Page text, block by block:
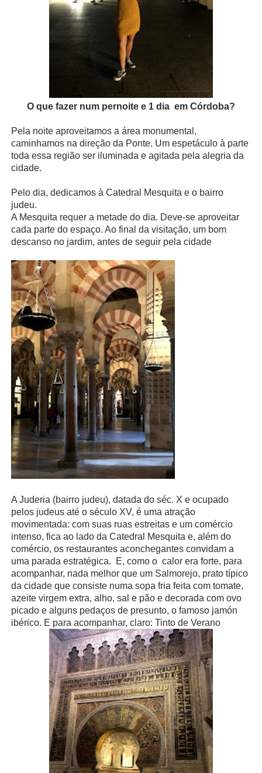
O que fazer num pernoite e 1 dia em Córdoba?
Pela noite aproveitamos a área monumental,
caminhamos na direção da Ponte. Um espetáculo à parte
toda essa região ser iluminada e agitada pela alegria da
cidade.
Pelo dia, dedicamos à Catedral Mesquita e o bairro
judeu.
A Mesquita requer a metade do dia. Deve-se aproveitar
cada parte do espaço. Ao final da visitação, um bom
descanso no jardim, antes de seguir pela cidade
A Juderia (bairro judeu), datada do séc. X e ocupado
pelos judeus até o século XV, é uma atração
movimentada: com suas ruas estreitas e um comércio
intenso, fica ao lado da Catedral Mesquita e, além do
comércio, os restaurantes aconchegantes convidam a
uma parada estratégica.
E, como o calor era forte, para
acompanhar, nada melhor que um Salmorejo, prato típico
da cidade que consiste numa sopa fria feita com tomate,
azeite virgem extra, alho, sal e pão e decorada com ovo
picado e alguns pedaços de presunto, o famoso jamón
ibérico. E para acompanhar, claro: Tinto de Verano